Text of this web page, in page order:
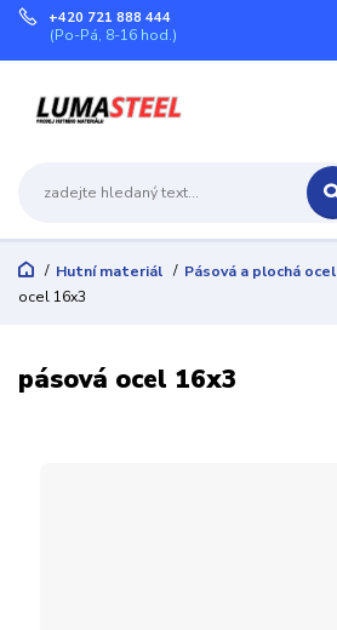
+420 721 888 444
(Po-Pá, 8-16 hod.)
Hutní materiál Pásová a plochá ocel
ocel 16x3
pásová ocel 16x3